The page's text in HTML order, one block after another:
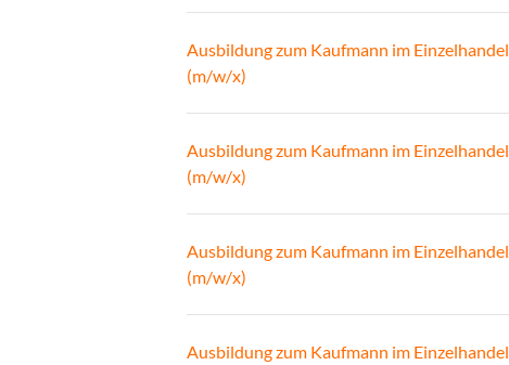
Ausbildung zum Kaufmann im Einzelhandel
(m/w/x)
Ausbildung zum Kaufmann im Einzelhandel
(m/w/x)
Ausbildung zum Kaufmann im Einzelhandel
(m/w/x)
Ausbildung zum Kaufmann im Einzelhandel